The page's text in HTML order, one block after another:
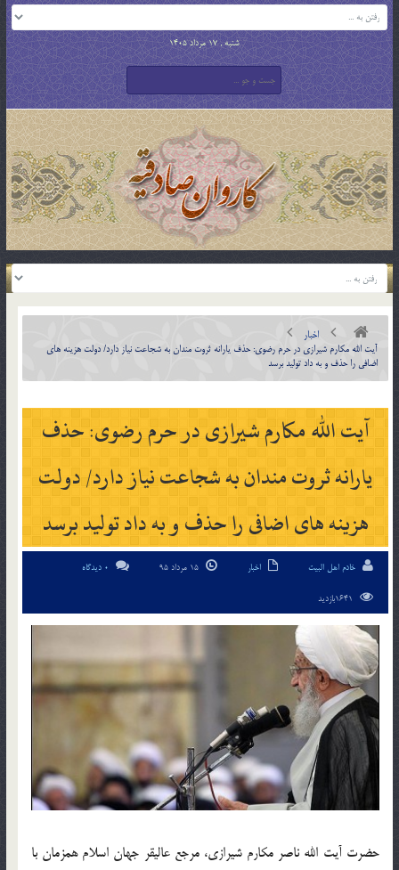
شنبه , 17 مرداد 1405
اخبار
آیت الله مکارم شیرازی در حرم رضوی: حذف یارانه ثروت مندان به شجاعت نیاز دارد/ دولت هزینه های
اضافی را حذف و به داد تولید برسد
آیت الله مکارم شیرازی در حرم رضوی: حذف
یارانه ثروت مندان به شجاعت نیاز دارد/ دولت
هزینه های اضافی را حذف و به داد تولید برسد
خادم اهل البیت اخبار 0 دیدگاه
حضرت آیت الله ناصر مکارم شیرازی، مرجع عالیقر جهان اسلام همزمان با